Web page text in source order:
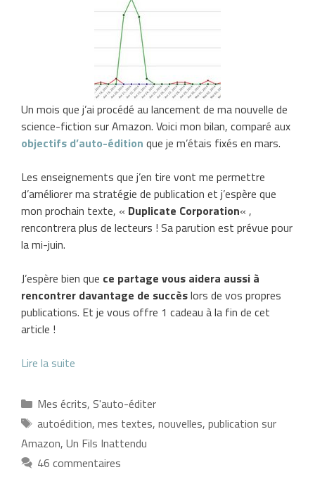
Un mois que j’ai procédé au lancement de ma nouvelle de
science-fiction sur Amazon. Voici mon bilan, comparé aux
objectifs d’auto-édition que je m’étais fixés en mars.
Les enseignements que j’en tire vont me permettre
d’améliorer ma stratégie de publication et j’espère que
mon prochain texte, « Duplicate Corporation« ,
rencontrera plus de lecteurs ! Sa parution est prévue pour
la mi-juin.
J’espère bien que ce partage vous aidera aussi à
rencontrer davantage de succèslors de vos propres
publications. Et je vous offre 1 cadeau à la fin de cet
article !
Lire la suite
Catégories
Mes écrits, S'auto-éditer
Étiquettes
autoédition, mes textes, nouvelles, publication sur
Amazon, Un Fils Inattendu
46 commentaires